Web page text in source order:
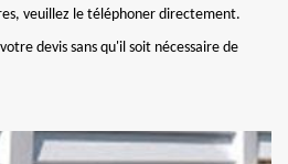
veuillez le téléphoner directement.
devis sans qu'il soit nécessaire de